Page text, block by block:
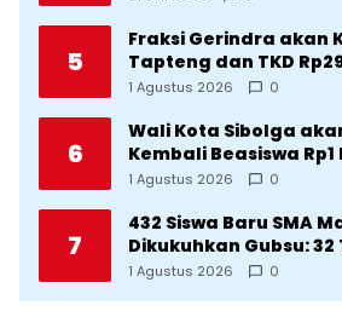
5
Fraksi Gerindra akan
Tapteng dan TKD
Sampai Pekerjaan
1 Agustus 2026 0
6
Wali Kota Sibolga
Kembali Beasiswa
Diproritaskan
1 Agustus 2026 0
7
432 Siswa Baru SMA
Dikukuhkan Gubsu:
Cetak SDM Unggul
1 Agustus 2026 0